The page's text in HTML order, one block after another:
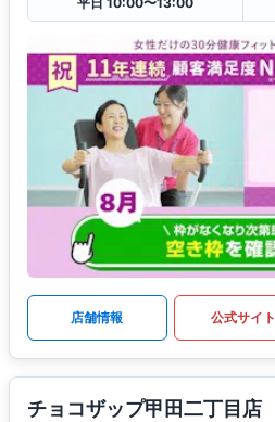
店舗情報 公式サイト
チョコザップ甲田二丁目店